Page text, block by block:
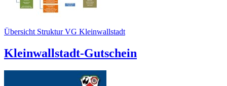
Übersicht Struktur VG Kleinwallstadt
Kleinwallstadt-Gutschein